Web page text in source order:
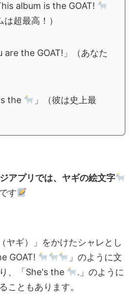
album is the GOAT!
超最高！）
are the GOAT!」（あなた
the
」（彼は史上最
アプリでは、ヤギの絵文字
す
ヤギ）」をかけたシャレとし
GOAT!
」のように文
、「She's the
.」のように
こともあります。